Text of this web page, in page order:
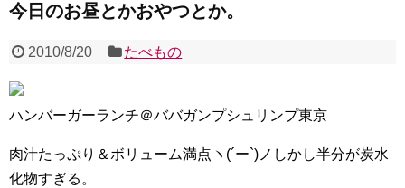
今日のお昼とかおやつとか。
2010/8/20 たべもの
ハンバーガーランチ＠ババガンプシュリンプ東京
肉汁たっぷり＆ボリューム満点ヽ(´ー`)ノしかし半分が炭水
化物すぎる。